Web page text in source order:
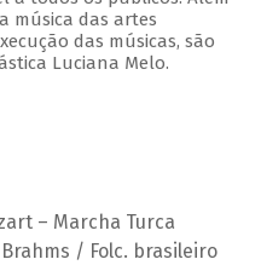
música das artes
das músicas, são
Luciana Melo.
– Marcha Turca
/ Folc. brasileiro